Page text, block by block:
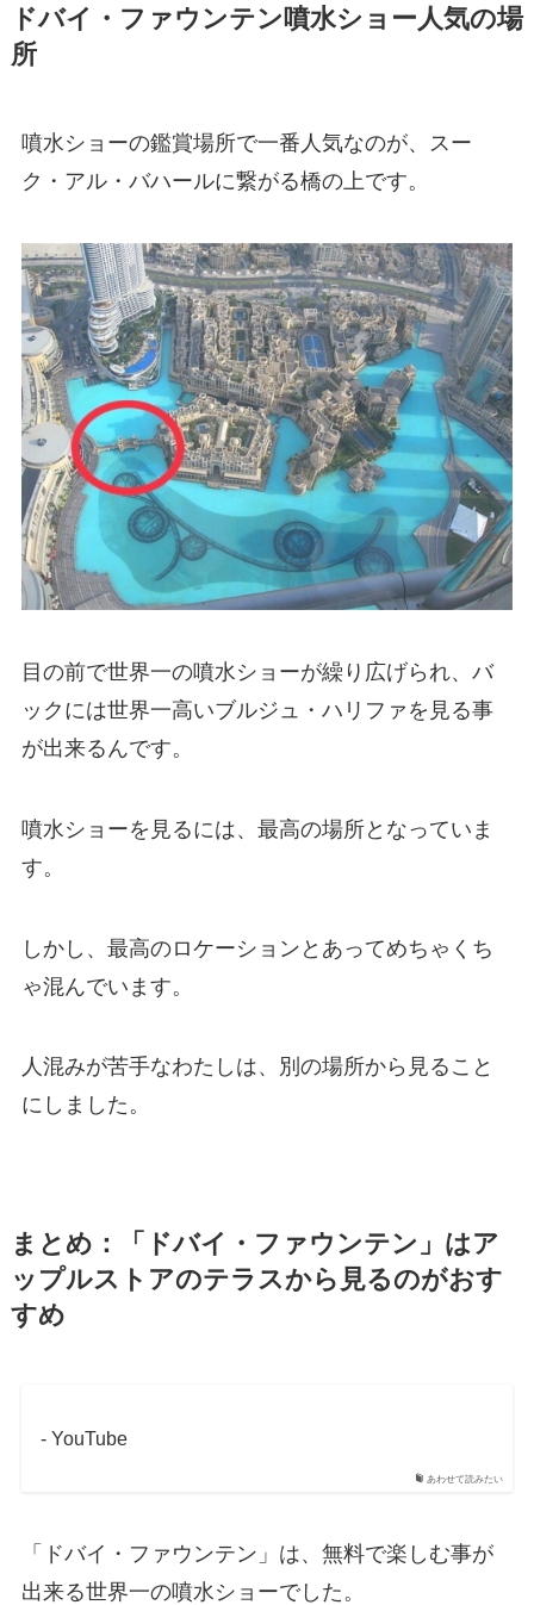
ドバイ・ファウンテン噴水ショー人気の場
所
噴水ショーの鑑賞場所で一番人気なのが、スー
ク・アル・バハールに繋がる橋の上です。
目の前で世界一の噴水ショーが繰り広げられ、バ
ックには世界一高いブルジュ・ハリファを見る事
が出来るんです。
噴水ショーを見るには、最高の場所となっていま
す。
しかし、最高のロケーションとあってめちゃくち
ゃ混んでいます。
人混みが苦手なわたしは、別の場所から見ること
にしました。
まとめ：「ドバイ・ファウンテン」はア
ップルストアのテラスから見るのがおす
すめ
あわせて読みたい
- YouTube
「ドバイ・ファウンテン」は、無料で楽しむ事が
出来る世界一の噴水ショーでした。